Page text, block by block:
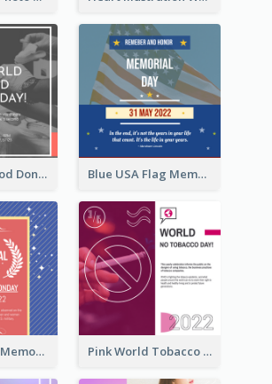
It's World Blood Donor Day Photo Instagram Post Blue USA Flag Memorial Day Instagram Post Design
Strip Pattern Memorial Day Instagram Post Pink World Tobacco Day Instagram Post